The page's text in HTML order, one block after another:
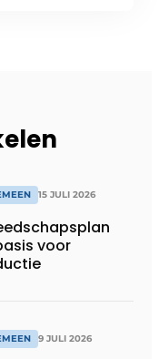
15 JULI 2026
voor
9 JULI 2026